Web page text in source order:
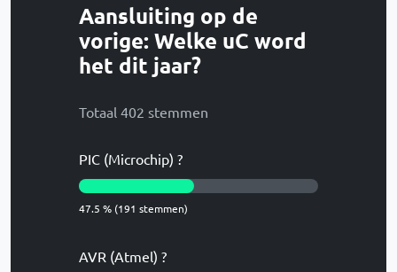
Aansluiting op de
vorige: Welke uC word
het dit jaar?
Totaal 402 stemmen
PIC (Microchip) ?
47.5 % (191 stemmen)
AVR (Atmel) ?